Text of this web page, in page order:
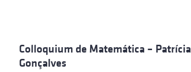
Colloquium de Matemática – Patrícia
Gonçalves